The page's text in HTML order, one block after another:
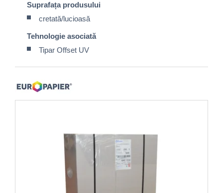
Suprafața produsului
cretată/lucioasă
Tehnologie asociată
Tipar Offset UV